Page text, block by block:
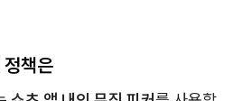
책은